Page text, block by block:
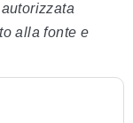
alla fonte e